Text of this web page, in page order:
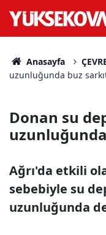
Anasayfa
uzunluğunda buz
Donan su
Ağrı'da etkili
sebebiyle su
uzunluğunda